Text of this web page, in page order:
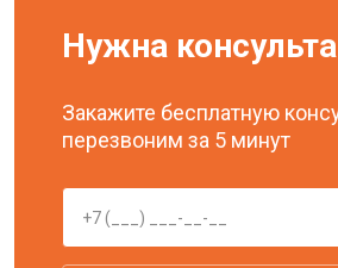
Нужна
Закажите бесплатную
перезвоним за 5 минут